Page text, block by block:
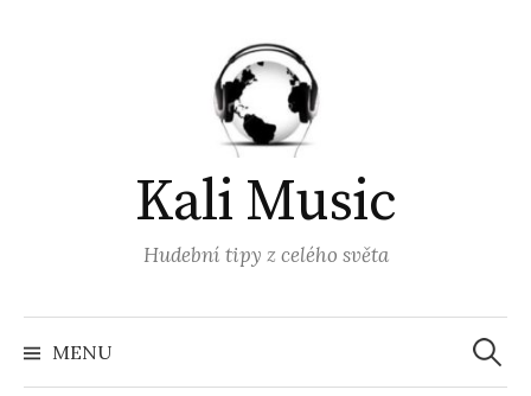
Kali Music
Hudební tipy z celého světa
MENU